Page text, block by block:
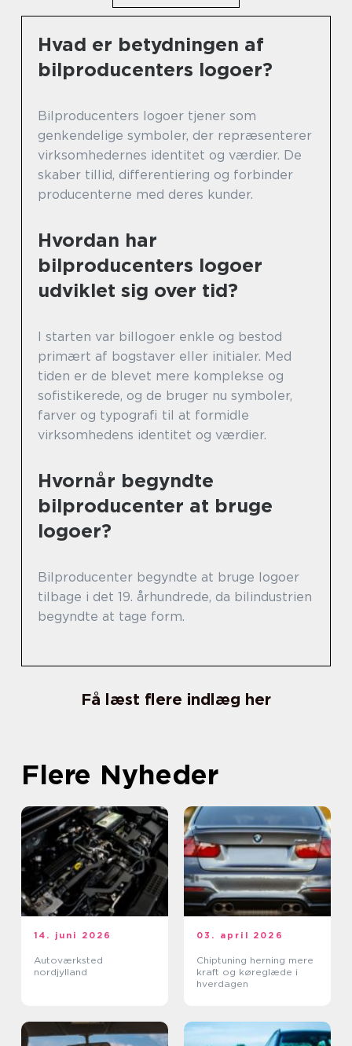
Hvad er betydningen af
bilproducenters logoer?
Bilproducenters logoer tjener som
genkendelige symboler, der repræsenterer
virksomhedernes identitet og værdier. De
skaber tillid, differentiering og forbinder
producenterne med deres kunder.
Hvordan har
bilproducenters logoer
udviklet sig over tid?
I starten var billogoer enkle og bestod
primært af bogstaver eller initialer. Med
tiden er de blevet mere komplekse og
sofistikerede, og de bruger nu symboler,
farver og typografi til at formidle
virksomhedens identitet og værdier.
Hvornår begyndte
bilproducenter at bruge
logoer?
Bilproducenter begyndte at bruge logoer
tilbage i det 19. århundrede, da bilindustrien
begyndte at tage form.
Få læst flere indlæg her
Flere Nyheder
14. juni 2026
Autoværksted
nordjylland
03. april 2026
Chiptuning herning mere
kraft og køreglæde i
hverdagen